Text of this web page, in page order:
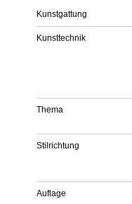
Kunstgattung
Kunsttechnik
Thema
Stilrichtung
Auflage